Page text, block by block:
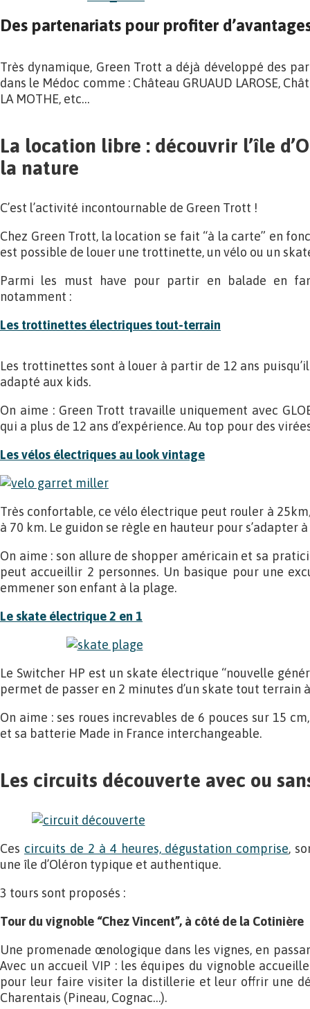
Des partenariats pour profiter
Très dynamique, Green Trott a déjà développé des
dans le Médoc comme : Château GRUAUD LAROSE,
LA MOTHE, etc…
La location libre : découvrir l’île
la nature
C’est l’activité incontournable de Green Trott !
Chez Green Trott, la location se fait “à la carte” en
est possible de louer une trottinette, un vélo ou un
Parmi les must have pour partir en balade en
notamment :
Les trottinettes électriques tout-terrain
Les trottinettes sont à louer à partir de 12 ans
adapté aux kids.
On aime : Green Trott travaille uniquement avec
qui a plus de 12 ans d’expérience. Au top pour des
Les vélos électriques au look vintage
Très confortable, ce vélo électrique peut rouler à
à 70 km. Le guidon se règle en hauteur pour s’adapter
On aime : son allure de shopper américain et sa
peut accueillir 2 personnes. Un basique pour une
emmener son enfant à la plage.
Le skate électrique 2 en 1
Le Switcher HP est un skate électrique “nouvelle
permet de passer en 2 minutes d’un skate tout terrain
On aime : ses roues increvables de 6 pouces sur 15
et sa batterie Made in France interchangeable.
Les circuits découverte avec ou
Ces circuits de 2 à 4 heures, dégustation comprise,
une île d’Oléron typique et authentique.
3 tours sont proposés :
Tour du vignoble “Chez Vincent”, à côté de la Cotinière
Une promenade œnologique dans les vignes, en
Avec un accueil VIP : les équipes du vignoble
pour leur faire visiter la distillerie et leur offrir une
Charentais (Pineau, Cognac…).